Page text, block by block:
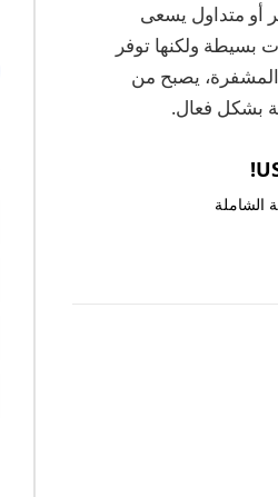
أو متداول يسعى
بسيطة ولكنها توفر
المشفرة، يصبح من
بشكل فعال.
الشاملة